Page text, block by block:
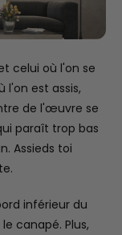
celui où l'on se
l'on est assis,
de l'œuvre se
paraît trop bas
Assieds toi
inférieur du
canapé. Plus,